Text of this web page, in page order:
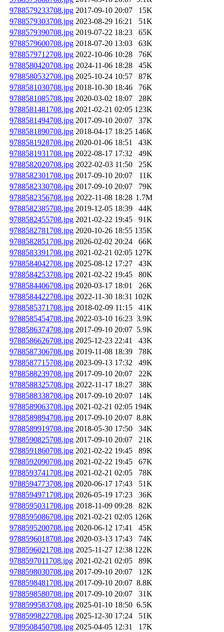
9788579233708.jpg 2017-09-10 20:07
15K
9788579303708.jpg 2023-08-29 16:21
51K
9788579390708.jpg 2019-07-22 18:23
65K
9788579600708.jpg 2018-07-20 13:03
63K
9788579712708.jpg 2022-10-06 10:28
76K
9788580420708.jpg 2024-11-06 18:28
45K
9788580532708.jpg 2025-10-24 10:57
87K
9788581030708.jpg 2018-10-30 18:46
76K
9788581085708.jpg 2020-03-02 18:07
28K
9788581481708.jpg 2021-02-21 02:05 123K
9788581494708.jpg 2017-09-10 20:07
37K
9788581890708.jpg 2018-04-17 18:25 146K
9788581928708.jpg 2020-01-06 18:51
43K
9788581931708.jpg 2022-08-17 17:32
49K
9788582020708.jpg 2022-02-03 11:50
25K
9788582301708.jpg 2017-09-10 20:07
11K
9788582330708.jpg 2017-09-10 20:07
79K
9788582356708.jpg 2022-11-08 18:28 1.7M
9788582385708.jpg 2019-12-05 18:39
44K
9788582455708.jpg 2021-02-22 19:45
91K
9788582781708.jpg 2020-10-26 18:55 135K
9788582851708.jpg 2026-02-02 20:24
66K
9788583391708.jpg 2021-02-21 02:05 127K
9788584042708.jpg 2025-08-12 17:27
43K
9788584253708.jpg 2021-02-22 19:45
80K
9788584406708.jpg 2020-03-17 18:01
26K
9788584422708.jpg 2022-11-30 18:31 102K
9788585371708.jpg 2018-02-09 11:15
41K
9788585454708.jpg 2022-03-10 16:23 3.9K
9788586374708.jpg 2017-09-10 20:07 5.9K
9788586626708.jpg 2025-12-23 22:41
43K
9788587306708.jpg 2019-11-08 18:39
78K
9788587715708.jpg 2023-09-13 17:32
49K
9788588239708.jpg 2017-09-10 20:07
22K
9788588325708.jpg 2022-11-17 18:27
38K
9788588338708.jpg 2017-09-10 20:07
14K
9788589063708.jpg 2021-02-21 02:05 194K
9788589894708.jpg 2017-09-10 20:07 8.8K
9788589919708.jpg 2018-05-30 17:50
34K
9788590825708.jpg 2017-09-10 20:07
21K
9788591860708.jpg 2021-02-22 19:45
89K
9788592090708.jpg 2021-02-22 19:45
67K
9788593741708.jpg 2021-02-21 02:05
78K
9788594773708.jpg 2020-06-17 17:43
51K
9788594971708.jpg 2026-05-19 17:23
36K
9788595031708.jpg 2018-11-09 09:28
82K
9788595086708.jpg 2021-02-21 02:05 126K
9788595200708.jpg 2020-06-12 17:41
45K
9788596018708.jpg 2020-03-13 17:43
74K
9788596021708.jpg 2025-11-27 12:38 122K
9788597011708.jpg 2021-02-21 02:05
89K
9788598030708.jpg 2017-09-10 20:07
12K
9788598481708.jpg 2017-09-10 20:07 8.8K
9788598580708.jpg 2017-09-10 20:07
31K
9788599583708.jpg 2025-01-10 18:50 6.5K
9788599822708.jpg 2025-12-30 17:24
51K
9789508450708.jpg 2025-04-05 12:31
17K